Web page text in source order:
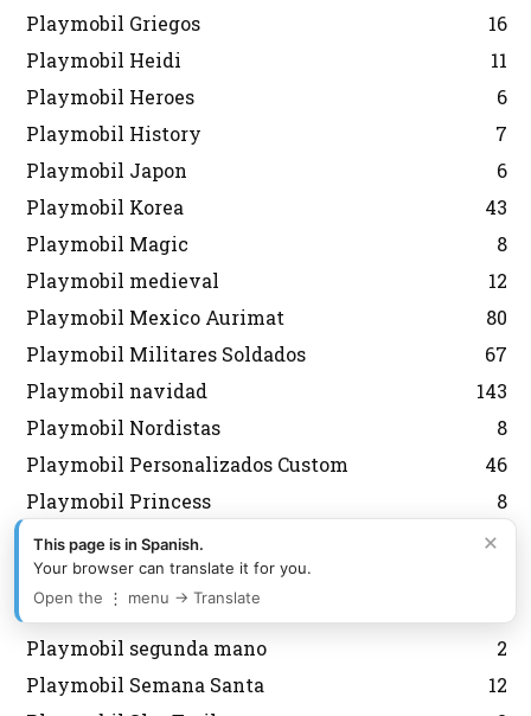
Playmobil Griegos
16
Playmobil Heidi
11
Playmobil Heroes
6
Playmobil History
7
Playmobil Japon
6
Playmobil Korea
43
Playmobil Magic
8
Playmobil medieval
12
Playmobil Mexico Aurimat
80
Playmobil Militares Soldados
67
Playmobil navidad
143
Playmobil Nordistas
8
Playmobil Personalizados Custom
46
Playmobil Princess
8
Playmobil Promocionales
132
Playmobil regreso al futuro
Playmobil Scooby Doo
Playmobil segunda mano
2
Playmobil Semana Santa
12
×
This page is in Spanish.
Your browser can translate it for you.
Open the ⋮ menu → Translate